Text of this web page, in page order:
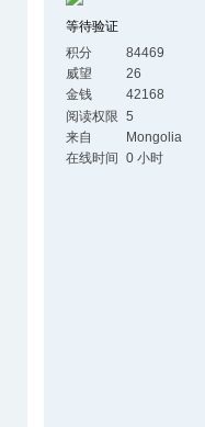
等待验证
积分
84469
威望
26
金钱
42168
阅读权限 5
来自
Mongolia
在线时间
0 小时